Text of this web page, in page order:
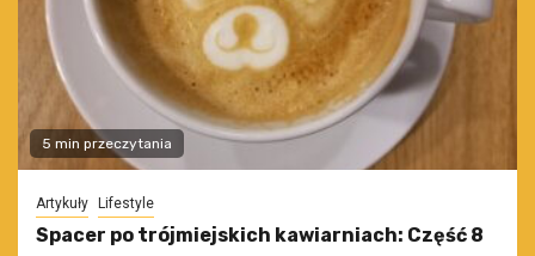
5 min przeczytania
Artykuły Lifestyle
Spacer po trójmiejskich kawiarniach: Część 8